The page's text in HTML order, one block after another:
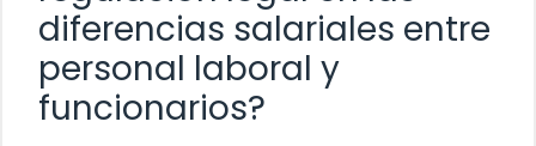
diferencias salariales entre
personal laboral y
funcionarios?